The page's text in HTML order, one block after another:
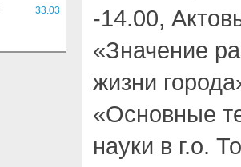
33.03
-14.00,
«Значение
жизни
«Основные
науки в г.о.